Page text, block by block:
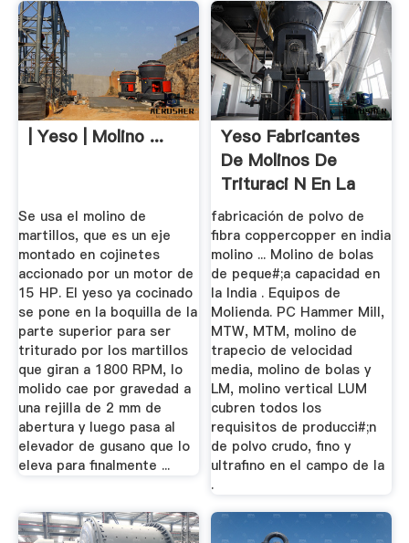
| Yeso | Molino ...
Se usa el molino de
martillos, que es un eje
montado en cojinetes
accionado por un motor de
15 HP. El yeso ya cocinado
se pone en la boquilla de la
parte superior para ser
triturado por los martillos
que giran a 1800 RPM, lo
molido cae por gravedad a
una rejilla de 2 mm de
abertura y luego pasa al
elevador de gusano que lo
eleva para finalmente ...
Yeso Fabricantes
De Molinos De
Trituraci N En La
India
fabricación de polvo de
fibra coppercopper en india
molino ... Molino de bolas
de peque#;a capacidad en
la India . Equipos de
Molienda. PC Hammer Mill,
MTW, MTM, molino de
trapecio de velocidad
media, molino de bolas y
LM, molino vertical LUM
cubren todos los
requisitos de producci#;n
de polvo crudo, fino y
ultrafino en el campo de la
.